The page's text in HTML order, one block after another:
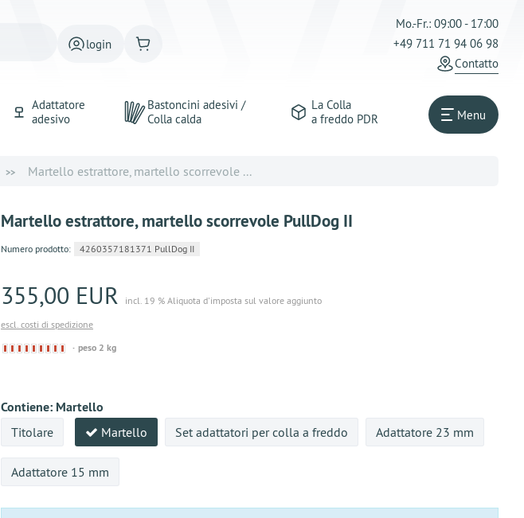
login
Mo.-Fr.: 09:00 - 17:00
+49 711 71 94 06 98
Сontatto
Adattatore
adesivo
Bastoncini adesivi /
Colla calda
La Colla
a freddo PDR
Menu
Martello estrattore, martello scorrevole ...
Martello estrattore, martello scorrevole PullDog II
Numero prodotto: 4260357181371 PullDog II
355,00 EUR
incl. 19 % Aliquota d'imposta sul valore aggiunto
escl. costi di spedizione
Derzeit
peso 2 kg
Contiene: Martello
Titolare Martello Set adattatori per colla a freddo Adattatore 23 mm
Adattatore 15 mm